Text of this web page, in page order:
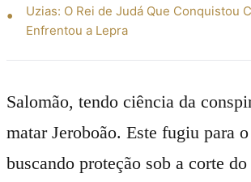
Uzias: O Rei de Judá Que Conquistou
Enfrentou a Lepra
Salomão, tendo ciência da
matar Jeroboão. Este fugiu para
buscando proteção sob a corte